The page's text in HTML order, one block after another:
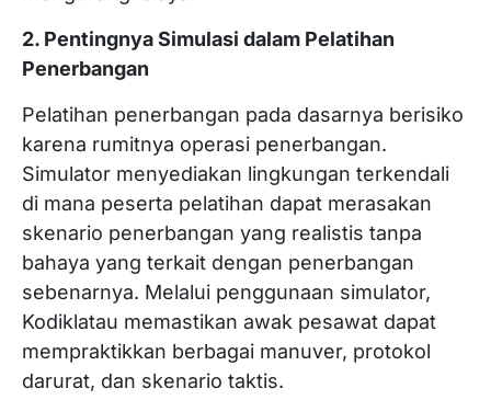
2. Pentingnya Simulasi dalam Pelatihan
Penerbangan
Pelatihan penerbangan pada dasarnya berisiko
karena rumitnya operasi penerbangan.
Simulator menyediakan lingkungan terkendali
di mana peserta pelatihan dapat merasakan
skenario penerbangan yang realistis tanpa
bahaya yang terkait dengan penerbangan
sebenarnya. Melalui penggunaan simulator,
Kodiklatau memastikan awak pesawat dapat
mempraktikkan berbagai manuver, protokol
darurat, dan skenario taktis.